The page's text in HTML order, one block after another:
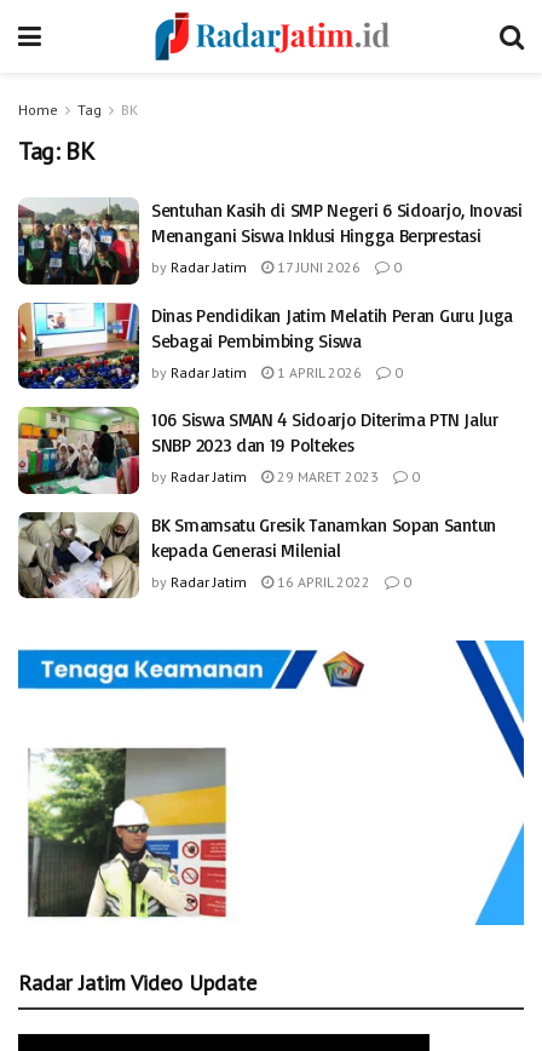
Home Tag BK
Tag: BK
Sentuhan Kasih di SMP Negeri 6 Sidoarjo, Inovasi
Menangani Siswa Inklusi Hingga Berprestasi
by Radar Jatim 17 JUNI 2026 0
Dinas Pendidikan Jatim Melatih Peran Guru Juga
Sebagai Pembimbing Siswa
by Radar Jatim 1 APRIL 2026 0
106 Siswa SMAN 4 Sidoarjo Diterima PTN Jalur
SNBP 2023 dan 19 Poltekes
by Radar Jatim 29 MARET 2023 0
BK Smamsatu Gresik Tanamkan Sopan Santun
kepada Generasi Milenial
by Radar Jatim 16 APRIL 2022 0
Radar Jatim Video Update